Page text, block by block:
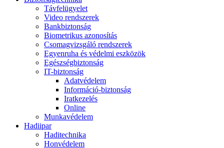
Távfelügyelet
Video rendszerek
Bankbiztonság
Biometrikus azonosítás
Csomagvizsgáló rendszerek
Egyenruha és védelmi eszközök
Egészségbiztonság
IT-biztonság
Adatvédelem
Információ-biztonság
Iratkezelés
Online
Munkavédelem
Hadiipar
Haditechnika
Honvédelem